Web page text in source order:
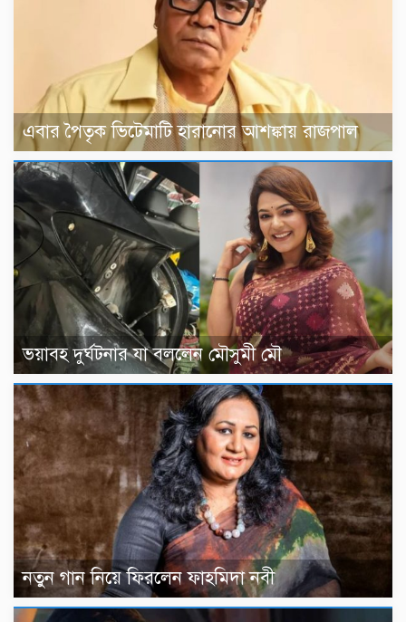
এবার পৈতৃক ভিটেমাটি হারানোর আশঙ্কায় রাজপাল
ভয়াবহ দুর্ঘটনার যা বললেন মৌসুমী মৌ
নতুন গান নিয়ে ফিরলেন ফাহমিদা নবী